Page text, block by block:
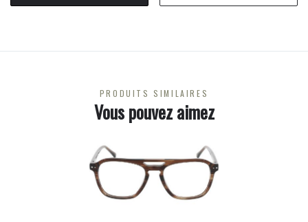
PRODUITS SIMILAIRES
Vous pouvez aimez